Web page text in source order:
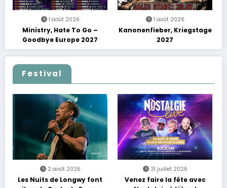
1 août 2026
Ministry, Hate To Go –
Goodbye Europe 2027
1 août 2026
Kanonenfieber, Kriegstage
2027
Festival
2 août 2026
Les Nuits de Longwy font
31 juillet 2026
Venez faire la fête avec